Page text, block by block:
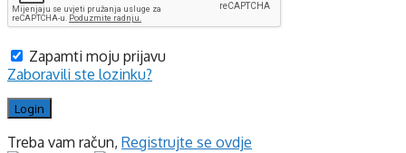
Zapamti moju prijavu
Zaboravili ste lozinku?
Treba vam račun, Registrujte se ovdje